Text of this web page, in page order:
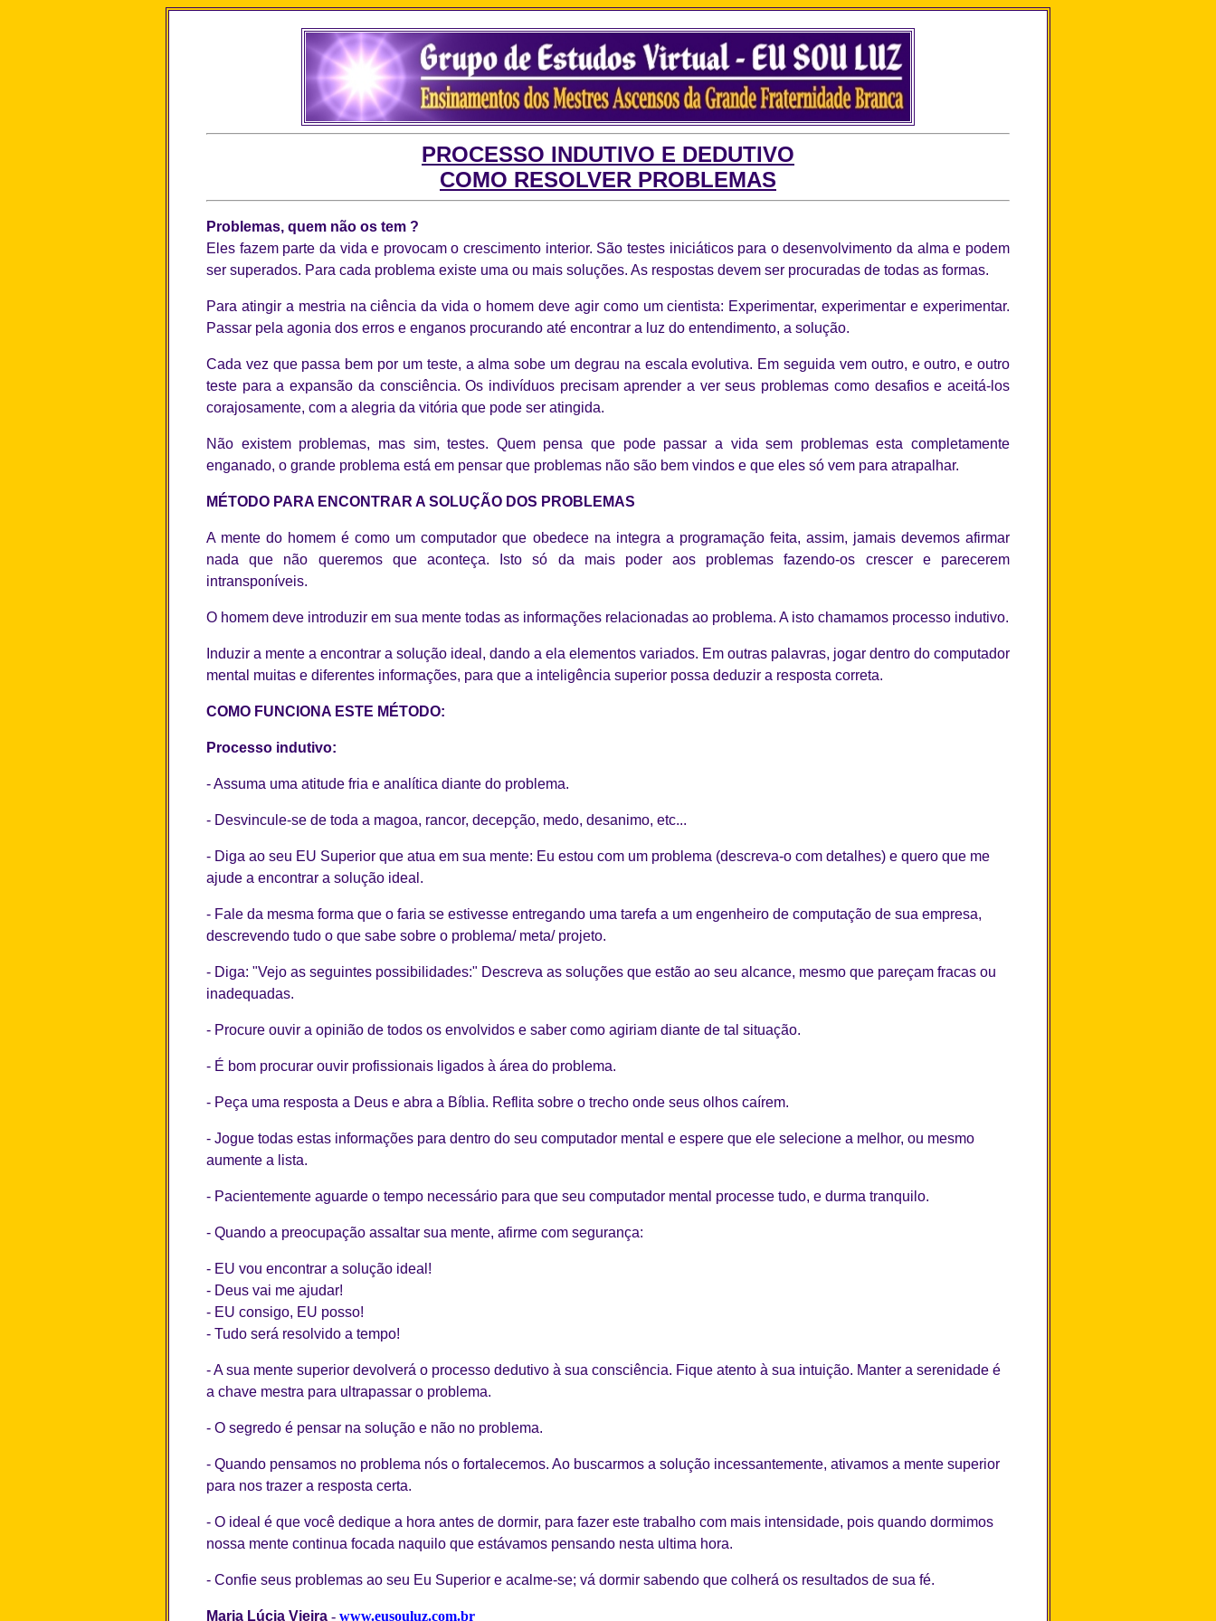
PROCESSO INDUTIVO E DEDUTIVO
COMO RESOLVER PROBLEMAS
Problemas, quem não os tem ?
Eles fazem parte da vida e provocam o crescimento interior. São testes iniciáticos para o desenvolvimento da alma e podem
ser superados. Para cada problema existe uma ou mais soluções. As respostas devem ser procuradas de todas as formas.
Para atingir a mestria na ciência da vida o homem deve agir como um cientista: Experimentar, experimentar e experimentar.
Passar pela agonia dos erros e enganos procurando até encontrar a luz do entendimento, a solução.
Cada vez que passa bem por um teste, a alma sobe um degrau na escala evolutiva. Em seguida vem outro, e outro, e outro
teste para a expansão da consciência. Os indivíduos precisam aprender a ver seus problemas como desafios e aceitá-los
corajosamente, com a alegria da vitória que pode ser atingida.
Não existem problemas, mas sim, testes. Quem pensa que pode passar a vida sem problemas esta completamente
enganado, o grande problema está em pensar que problemas não são bem vindos e que eles só vem para atrapalhar.
MÉTODO PARA ENCONTRAR A SOLUÇÃO DOS PROBLEMAS
A mente do homem é como um computador que obedece na integra a programação feita, assim, jamais devemos afirmar
nada que não queremos que aconteça. Isto só da mais poder aos problemas fazendo-os crescer e parecerem
intransponíveis.
O homem deve introduzir em sua mente todas as informações relacionadas ao problema. A isto chamamos processo indutivo.
Induzir a mente a encontrar a solução ideal, dando a ela elementos variados. Em outras palavras, jogar dentro do computador
mental muitas e diferentes informações, para que a inteligência superior possa deduzir a resposta correta.
COMO FUNCIONA ESTE MÉTODO:
Processo indutivo:
- Assuma uma atitude fria e analítica diante do problema.
- Desvincule-se de toda a magoa, rancor, decepção, medo, desanimo, etc...
- Diga ao seu EU Superior que atua em sua mente: Eu estou com um problema (descreva-o com detalhes) e quero que me
ajude a encontrar a solução ideal.
- Fale da mesma forma que o faria se estivesse entregando uma tarefa a um engenheiro de computação de sua empresa,
descrevendo tudo o que sabe sobre o problema/ meta/ projeto.
- Diga: "Vejo as seguintes possibilidades:" Descreva as soluções que estão ao seu alcance, mesmo que pareçam fracas ou
inadequadas.
- Procure ouvir a opinião de todos os envolvidos e saber como agiriam diante de tal situação.
- É bom procurar ouvir profissionais ligados à área do problema.
- Peça uma resposta a Deus e abra a Bíblia. Reflita sobre o trecho onde seus olhos caírem.
- Jogue todas estas informações para dentro do seu computador mental e espere que ele selecione a melhor, ou mesmo
aumente a lista.
- Pacientemente aguarde o tempo necessário para que seu computador mental processe tudo, e durma tranquilo.
- Quando a preocupação assaltar sua mente, afirme com segurança:
- EU vou encontrar a solução ideal!
- Deus vai me ajudar!
- EU consigo, EU posso!
- Tudo será resolvido a tempo!
- A sua mente superior devolverá o processo dedutivo à sua consciência. Fique atento à sua intuição. Manter a serenidade é
a chave mestra para ultrapassar o problema.
- O segredo é pensar na solução e não no problema.
- Quando pensamos no problema nós o fortalecemos. Ao buscarmos a solução incessantemente, ativamos a mente superior
para nos trazer a resposta certa.
- O ideal é que você dedique a hora antes de dormir, para fazer este trabalho com mais intensidade, pois quando dormimos
nossa mente continua focada naquilo que estávamos pensando nesta ultima hora.
- Confie seus problemas ao seu Eu Superior e acalme-se; vá dormir sabendo que colherá os resultados de sua fé.
Maria Lúcia Vieira - www.eusouluz.com.br